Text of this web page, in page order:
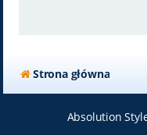
Strona główna
Absolution